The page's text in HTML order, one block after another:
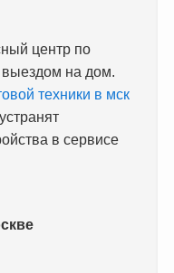
центр по
выездом на дом.
техники в мск
в сервисе